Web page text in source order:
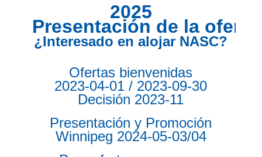
2025
Presentación de la oferta
¿Interesado en alojar NASC?
Ofertas bienvenidas
2023-04-01 / 2023-09-30
Decisión 2023-11
Presentación y Promoción
Winnipeg 2024-05-03/04